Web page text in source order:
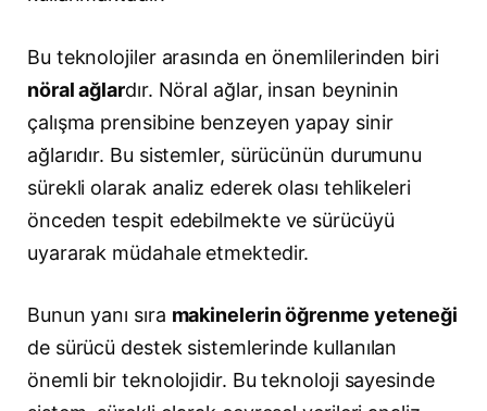
Bu teknolojiler arasında en önemlilerinden biri
nöral ağlardır. Nöral ağlar, insan beyninin
çalışma prensibine benzeyen yapay sinir
ağlarıdır. Bu sistemler, sürücünün durumunu
sürekli olarak analiz ederek olası tehlikeleri
önceden tespit edebilmekte ve sürücüyü
uyararak müdahale etmektedir.
Bunun yanı sıra makinelerin öğrenme yeteneği
de sürücü destek sistemlerinde kullanılan
önemli bir teknolojidir. Bu teknoloji sayesinde